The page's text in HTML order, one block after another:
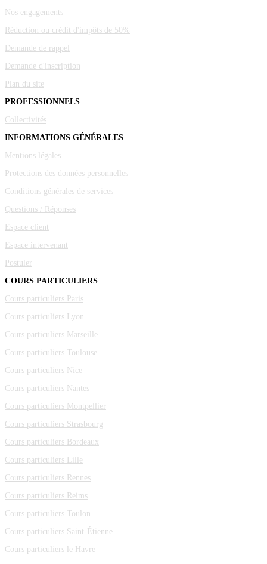
Nos engagements
Réduction ou crédit d'impôts de 50%
Demande de rappel
Demande d'inscription
Plan du site
PROFESSIONNELS
Collectivités
INFORMATIONS GÉNÉRALES
Mentions légales
Protections des données personnelles
Conditions générales de services
Questions / Réponses
Espace client
Espace intervenant
Postuler
COURS PARTICULIERS
Cours particuliers Paris
Cours particuliers Lyon
Cours particuliers Marseille
Cours particuliers Toulouse
Cours particuliers Nice
Cours particuliers Nantes
Cours particuliers Montpellier
Cours particuliers Strasbourg
Cours particuliers Bordeaux
Cours particuliers Lille
Cours particuliers Rennes
Cours particuliers Reims
Cours particuliers Toulon
Cours particuliers Saint-Étienne
Cours particuliers le Havre